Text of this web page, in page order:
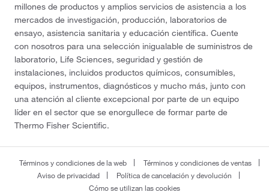
millones de productos y amplios servicios de asistencia a los
mercados de investigación, producción, laboratorios de
ensayo, asistencia sanitaria y educación científica. Cuente
con nosotros para una selección inigualable de suministros de
laboratorio, Life Sciences, seguridad y gestión de
instalaciones, incluidos productos químicos, consumibles,
equipos, instrumentos, diagnósticos y mucho más, junto con
una atención al cliente excepcional por parte de un equipo
líder en el sector que se enorgullece de formar parte de
Thermo Fisher Scientific.
Términos y condiciones de la web
Términos y condiciones de ventas
Aviso de privacidad
Política de cancelación y devolución
Cómo se utilizan las cookies